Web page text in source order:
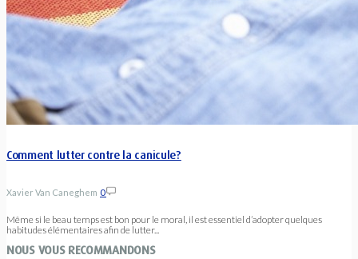
Comment lutter contre la canicule?
Xavier Van Caneghem 0
Même si le beau temps est bon pour le moral, il est essentiel d’adopter quelques
habitudes élémentaires afin de lutter...
NOUS VOUS RECOMMANDONS